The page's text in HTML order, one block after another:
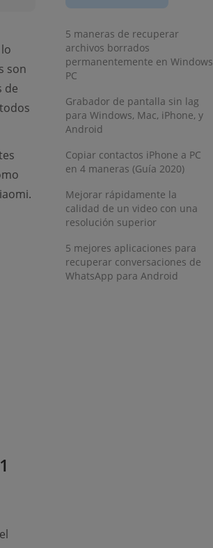
son
de
5 maneras de recuperar
archivos borrados
permanentemente en Windows
PC
Grabador de pantalla sin lag
para Windows, Mac, iPhone, y
Android
Copiar contactos iPhone a PC
en 4 maneras (Guía 2020)
Mejorar rápidamente la
calidad de un video con una
resolución superior
5 mejores aplicaciones para
recuperar conversaciones de
WhatsApp para Android